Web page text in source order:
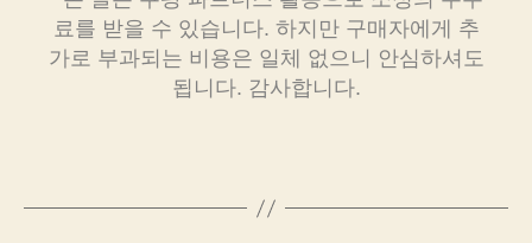
료를 받을 수 있습니다. 하지만 구매자에게 추
가로 부과되는 비용은 일체 없으니 안심하셔도
됩니다. 감사합니다.